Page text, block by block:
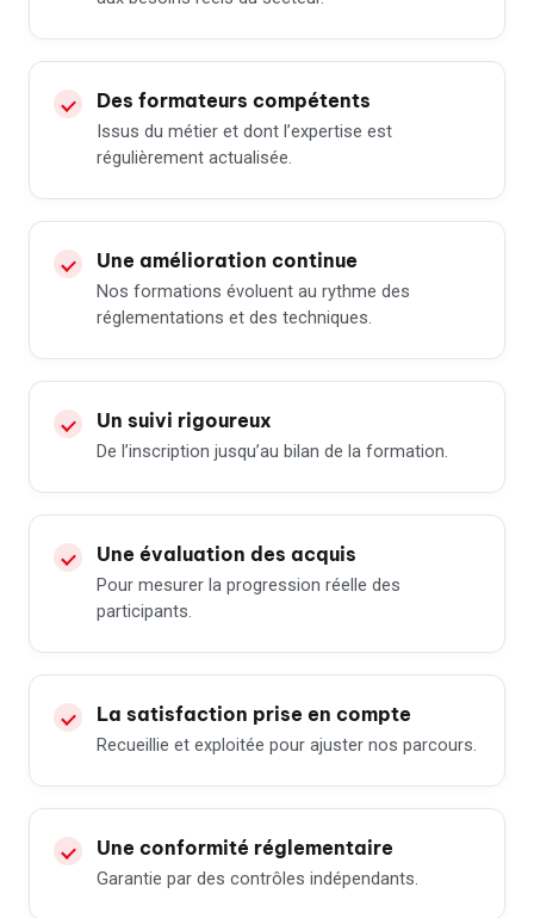
Des formateurs compétents
Issus du métier et dont l’expertise est
régulièrement actualisée.
Une amélioration continue
Nos formations évoluent au rythme des
réglementations et des techniques.
Un suivi rigoureux
De l’inscription jusqu’au bilan de la formation.
Une évaluation des acquis
Pour mesurer la progression réelle des
participants.
La satisfaction prise en compte
Recueillie et exploitée pour ajuster nos parcours.
Une conformité réglementaire
Garantie par des contrôles indépendants.